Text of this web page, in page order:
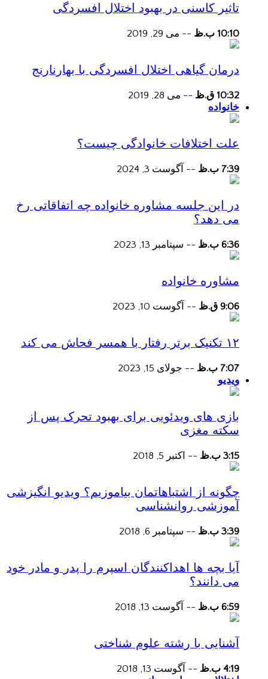
تاثیر کاسنی در بهبود اختلال افسردگی
10:10 ب.ظ -- می 29, 2019
درمان گیاهی اختلال افسردگی با بهارنارنج
10:32 ق.ظ -- می 28, 2019
خانواده
علت اختلافات خانوادگی چیست؟
7:39 ب.ظ -- آگوست 3, 2024
در این جلسه مشاوره خانواده چه اتفاقاتی رخ
می دهد؟
6:36 ب.ظ -- سپتامبر 13, 2023
مشاوره خانواده
9:06 ق.ظ -- آگوست 10, 2023
۱۲ تکنیک برتر رفتار با همسر فحاش می کند
7:07 ب.ظ -- جولای 15, 2023
ویدیو
بازی های ویدئویی برای بهبود تحرک پس از
سکته مغزی
3:15 ب.ظ -- اکتبر 5, 2018
چگونه از اشتباهاتمان بیاموزیم؟ ویدیو انگیزشی
آموزشی روانشناسی
3:39 ب.ظ -- سپتامبر 6, 2018
آیا بچه ها اهداکنندگان اسپرم را پدر و مادر خود
می دانند؟
6:59 ب.ظ -- آگوست 13, 2018
آشنایی با رشته علوم شناختی
4:19 ب.ظ -- آگوست 13, 2018